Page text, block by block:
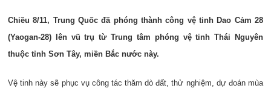
Chiều 8/11, Trung Quốc đã phóng thành công vệ tinh Dao Cảm 28
(Yaogan-28) lên vũ trụ từ Trung tâm phóng vệ tinh Thái Nguyên
thuộc tỉnh Sơn Tây, miền Bắc nước này.
Vệ tinh này sẽ phục vụ công tác thăm dò đất, thử nghiệm, dự đoán mùa